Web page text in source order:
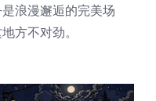
浪漫邂逅的完美场
方不对劲。